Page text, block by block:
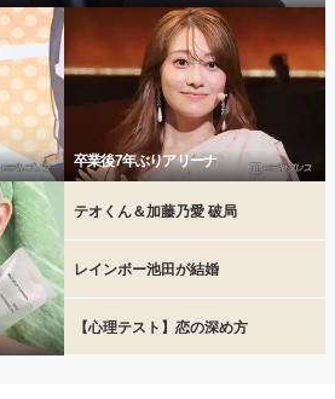
卒業後7年ぶりアリーナ
テオくん＆加藤乃愛 破局
レインボー池田が結婚
【心理テスト】恋の深め方